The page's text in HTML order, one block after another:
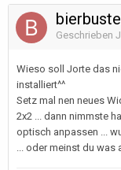
Geschrieben
Wieso soll Jorte das
installiert^^
Setz mal nen neues
2x2 ... dann nimmste
optisch anpassen ...
... oder meinst du was